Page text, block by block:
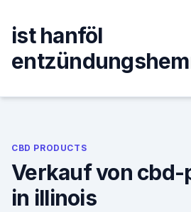
content
ist hanföl
CBD PRODUCTS
Verkauf von
in illinois